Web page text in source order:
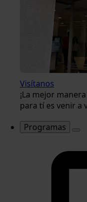
Visítanos
¡La mejor
para tí es venir a
Programas